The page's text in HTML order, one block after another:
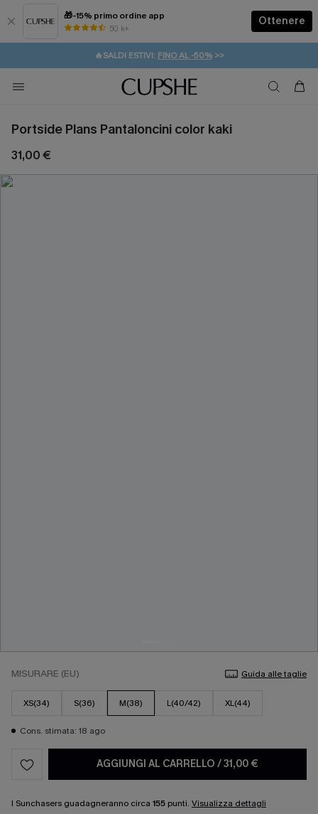
🎁-15% primo ordine app
50 k+
Ottenere
⚡️-15% SUGLI ESSENZIALI DA VACANZA | ACQUISTA
🔥SALDI ESTIVI: FINO AL -50%>>
🚚SPEDIZIONE GRATUITA DA 49€
💌REGALO PER I NUOVI: 20% DI SCONTO*
Portside Plans Pantaloncini color kaki
31,00 €
MISURARE (EU) Guida alle taglie
XS(34) S(36) M(38) L(40/42) XL(44)
Cons. stimata: 18 ago
AGGIUNGI AL CARRELLO /31,00 €
I Sunchasers guadagneranno circa 155 punti. Visualizza dettagli